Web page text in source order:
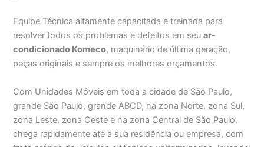
Equipe Técnica altamente capacitada e treinada para
resolver todos os problemas e defeitos em seuar-
condicionado Komeco, maquinário de última geração,
peças originais e sempre os melhores orçamentos.
Com Unidades Móveis em toda a cidade de São Paulo,
grande São Paulo, grande ABCD, na zona Norte, zona Sul,
zona Leste, zona Oeste e na zona Central de São Paulo,
chega rapidamente até a sua residência ou empresa, com